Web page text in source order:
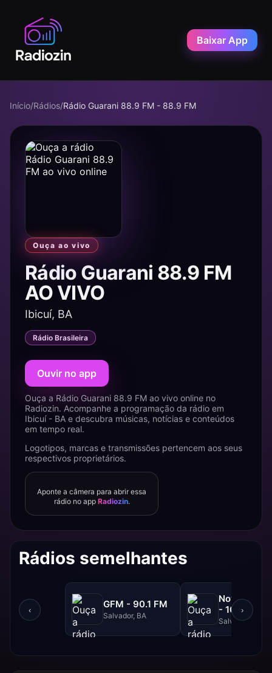
Baixar App
Início/Rádios/Rádio Guarani 88.9 FM - 88.9 FM
Ouça ao vivo
Rádio Guarani 88.9 FM
AO VIVO
Ibicuí, BA
Rádio Brasileira
Ouvir no app
Ouça a Rádio Guarani 88.9 FM ao vivo online no
Radiozin. Acompanhe a programação da rádio em
Ibicuí - BA e descubra músicas, notícias e conteúdos
em tempo real.
Logotipos, marcas e transmissões pertencem aos seus
respectivos proprietários.
Aponte a câmera para abrir essa
rádio no app Radiozin.
Rádios semelhantes
‹
GFM - 90.1 FM
Salvador, BA
NovaBrasil
- 104.7 FM
Salvador, BA
›